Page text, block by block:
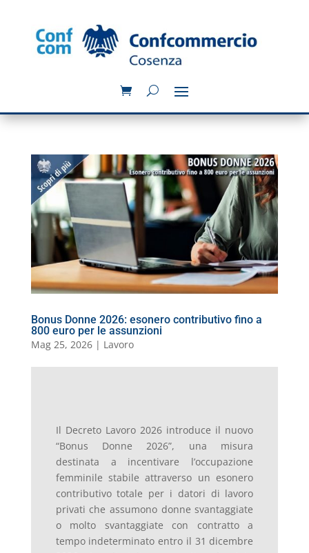
Bonus Donne 2026: esonero contributivo fino a
800 euro per le assunzioni
Mag 25, 2026| Lavoro
Il Decreto Lavoro 2026 introduce il nuovo
“Bonus Donne 2026”, una misura
destinata a incentivare l’occupazione
femminile stabile attraverso un esonero
contributivo totale per i datori di lavoro
privati che assumono donne svantaggiate
o molto svantaggiate con contratto a
tempo indeterminato entro il 31 dicembre